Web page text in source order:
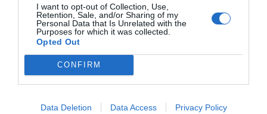
I want to opt-out of Collection, Use,
Retention, Sale, and/or Sharing of my
Personal Data that Is Unrelated with the
Purposes for which it was collected.
Opted Out
CONFIRM
Data Deletion Data Access Privacy Policy